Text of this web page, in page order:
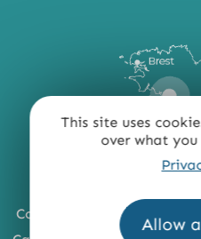
This site uses
over what
Allow
Comment venir ?